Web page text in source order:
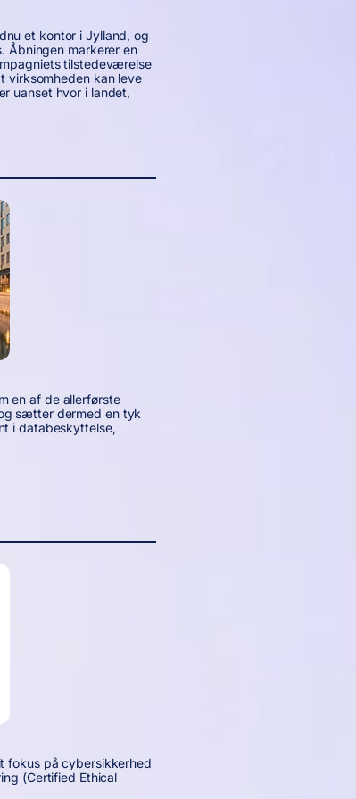
et kontor i Jylland, og
Åbningen markerer en
tilstedeværelse
virksomheden kan leve
uanset hvor i landet,
en af de allerførste
sætter dermed en tyk
i databeskyttelse,
fokus på cybersikkerhed
(Certified Ethical